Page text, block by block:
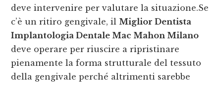
deve intervenire per valutare la situazione.Se
c’è un ritiro gengivale, il Miglior Dentista
Implantologia Dentale Mac Mahon Milano
deve operare per riuscire a ripristinare
pienamente la forma strutturale del tessuto
della gengivale perché altrimenti sarebbe